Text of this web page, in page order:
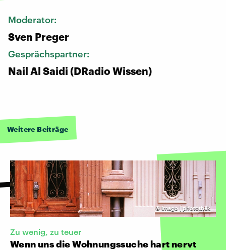
Moderator:
Sven Preger
Gesprächspartner:
Nail Al Saidi (DRadio Wissen)
Weitere Beiträge
©Imago | photothek
Zu wenig, zu teuer
Wenn uns die Wohnungssuche hart nervt